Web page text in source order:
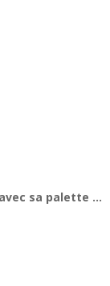
sa palette ...